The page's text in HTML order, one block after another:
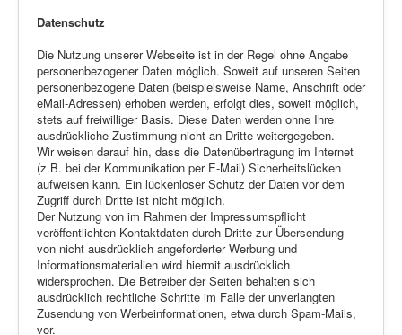
Datenschutz
Die Nutzung unserer Webseite ist in der Regel ohne Angabe
personenbezogener Daten möglich. Soweit auf unseren Seiten
personenbezogene Daten (beispielsweise Name, Anschrift oder
eMail-Adressen) erhoben werden, erfolgt dies, soweit möglich,
stets auf freiwilliger Basis. Diese Daten werden ohne Ihre
ausdrückliche Zustimmung nicht an Dritte weitergegeben.
Wir weisen darauf hin, dass die Datenübertragung im Internet
(z.B. bei der Kommunikation per E-Mail) Sicherheitslücken
aufweisen kann. Ein lückenloser Schutz der Daten vor dem
Zugriff durch Dritte ist nicht möglich.
Der Nutzung von im Rahmen der Impressumspflicht
veröffentlichten Kontaktdaten durch Dritte zur Übersendung
von nicht ausdrücklich angeforderter Werbung und
Informationsmaterialien wird hiermit ausdrücklich
widersprochen. Die Betreiber der Seiten behalten sich
ausdrücklich rechtliche Schritte im Falle der unverlangten
Zusendung von Werbeinformationen, etwa durch Spam-Mails,
vor.